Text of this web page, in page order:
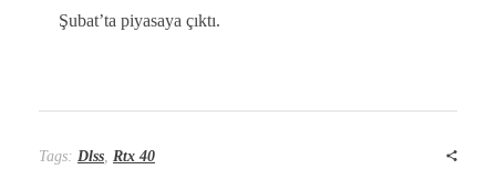
Şubat’ta piyasaya çıktı.
Tags: Dlss, Rtx 40